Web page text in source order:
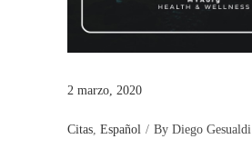
2 marzo, 2020
Citas, Español By Diego Gesualdi